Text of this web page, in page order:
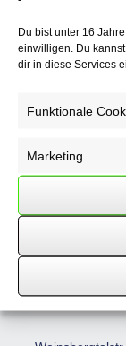
Du bist unter 16
einwilligen. Du
dir in diese Services
Funktionale
Marketing
• Prüfungen nach